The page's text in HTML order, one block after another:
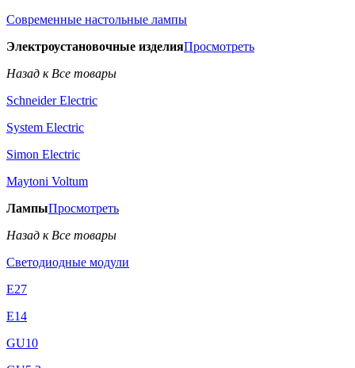
Современные настольные лампы
Электроустановочные изделияПросмотреть
Назад к Все товары
Schneider Electric
System Electric
Simon Electric
Maytoni Voltum
ЛампыПросмотреть
Назад к Все товары
Светодиодные модули
E27
E14
GU10